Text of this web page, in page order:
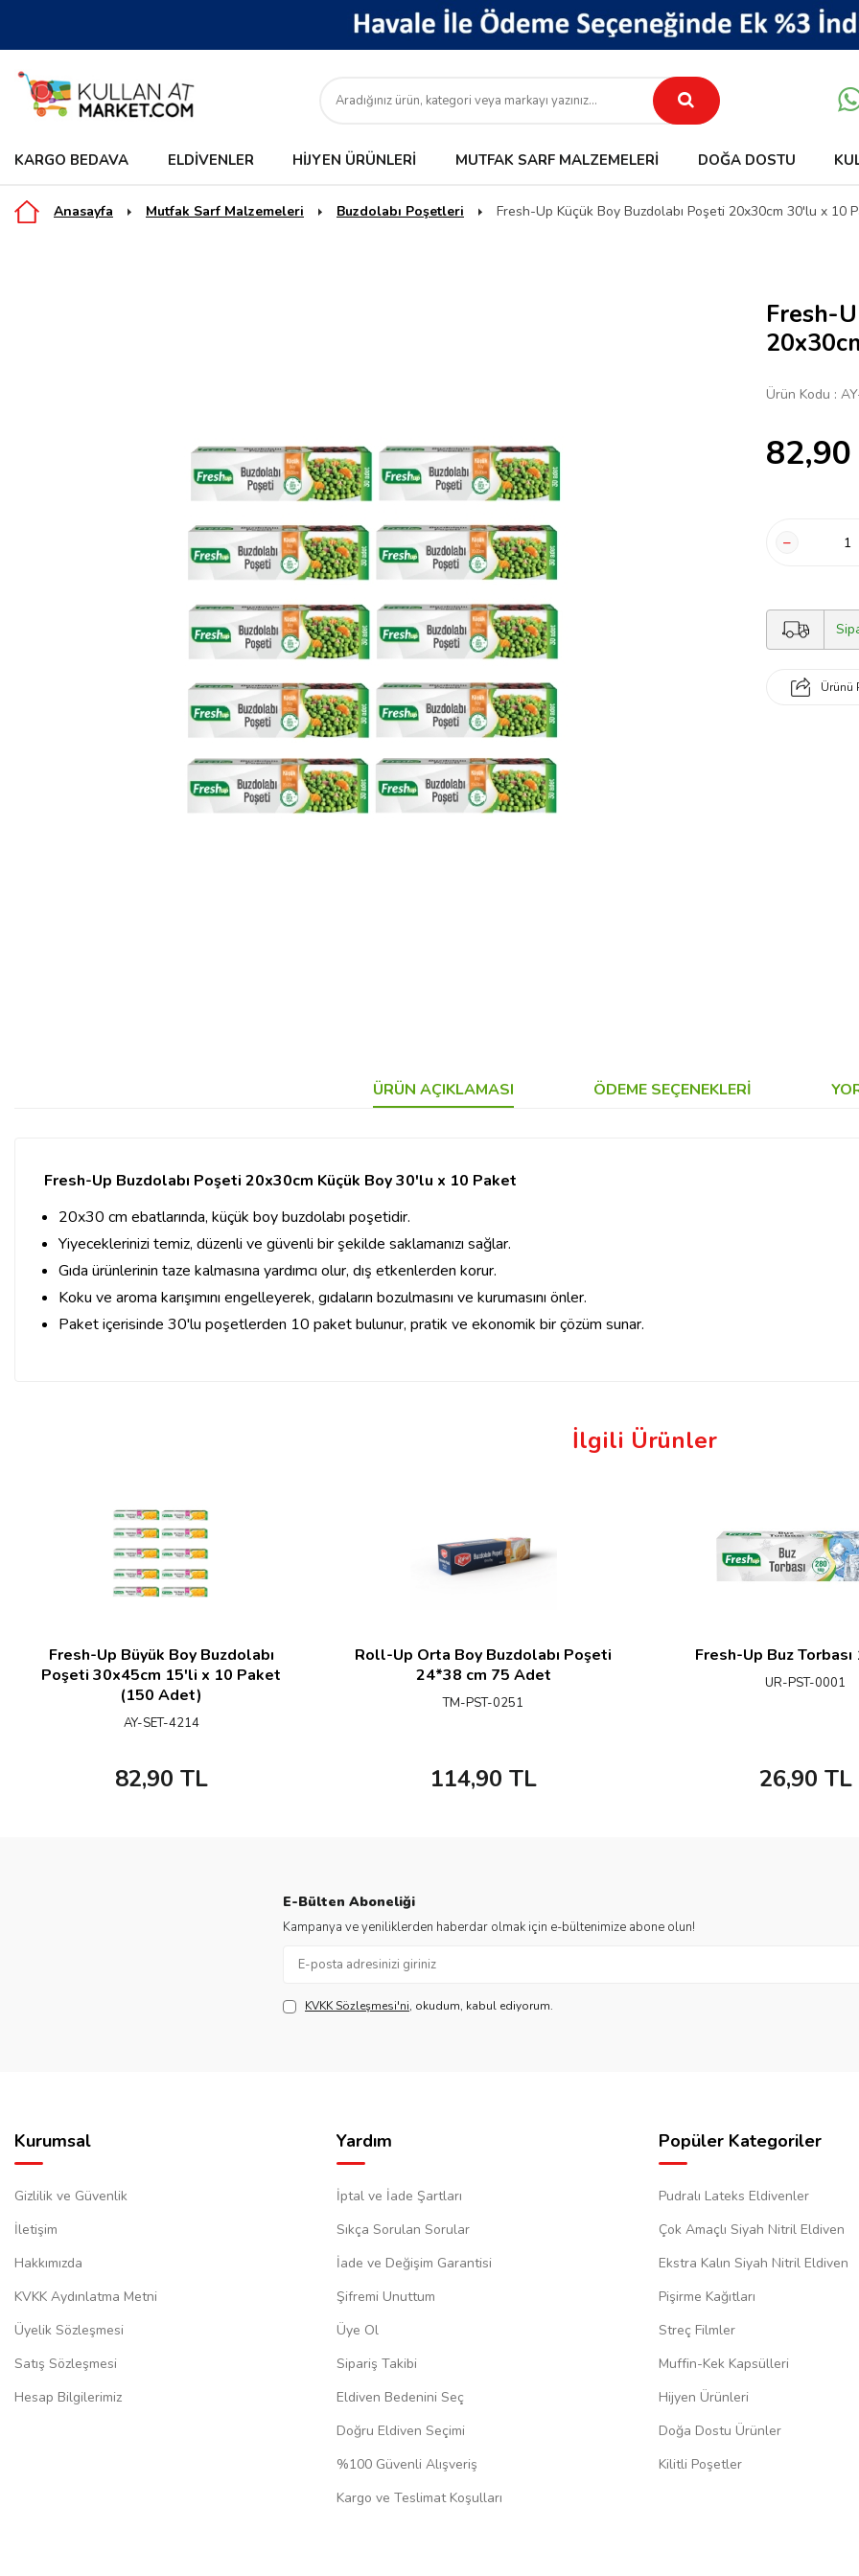
KARGO BEDAVA ELDIVENLER HIJYEN ÜRÜNLERI MUTFAK SARF MALZEMELERI DOĞA DOSTU
Anasayfa Mutfak Sarf Malzemeleri Buzdolabı Poşetleri Fresh-Up Küçük Boy Buzdolabı Poşeti 20x30cm 30'lu x 10
Fresh-
Ürün Kodu :
82,90
Ürünü
ÜRÜN AÇIKLAMASI ÖDEME SEÇENEKLERI
Fresh-Up Buzdolabı Poşeti 20x30cm Küçük Boy 30'lu x 10 Paket
20x30 cm ebatlarında, küçük boy buzdolabı poşetidir.
Yiyeceklerinizi temiz, düzenli ve güvenli bir şekilde saklamanızı sağlar.
Gıda ürünlerinin taze kalmasına yardımcı olur, dış etkenlerden korur.
Koku ve aroma karışımını engelleyerek, gıdaların bozulmasını ve kurumasını önler.
Paket içerisinde 30'lu poşetlerden 10 paket bulunur, pratik ve ekonomik bir çözüm sunar.
İlgili Ürünler
Fresh-Up Büyük Boy Buzdolabı
Poşeti 30x45cm 15'li x 10 Paket
(150 Adet)
AY-SET-4214
82,90 TL
Roll-Up Orta Boy Buzdolabı Poşeti
24*38 cm 75 Adet
TM-PST-0251
114,90 TL
Fresh-Up Buz
UR-PST-0001
26,90 TL
E-Bülten Aboneliği
Kampanya ve yeniliklerden haberdar olmak için e-bültenimize abone olun!
KVKK Sözleşmesi'ni, okudum, kabul ediyorum.
Kurumsal
Gizlilik ve Güvenlik
İletişim
Hakkımızda
KVKK Aydınlatma Metni
Üyelik Sözleşmesi
Satış Sözleşmesi
Hesap Bilgilerimiz
Yardım
İptal ve İade Şartları
Sıkça Sorulan Sorular
İade ve Değişim Garantisi
Şifremi Unuttum
Üye Ol
Sipariş Takibi
Eldiven Bedenini Seç
Doğru Eldiven Seçimi
%100 Güvenli Alışveriş
Kargo ve Teslimat Koşulları
Popüler Kategoriler
Pudralı Lateks Eldivenler
Çok Amaçlı Siyah Nitril Eldiven
Ekstra Kalın Siyah Nitril Eldiven
Pişirme Kağıtları
Streç Filmler
Muffin-Kek Kapsülleri
Hijyen Ürünleri
Doğa Dostu Ürünler
Kilitli Poşetler